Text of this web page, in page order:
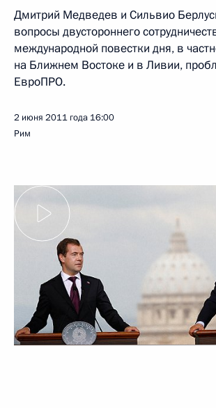
Дмитрий Медведев и Сильвио
вопросы двустороннего
международной повестки дня, в
на Ближнем Востоке и в Ливии,
ЕвроПРО.
2 июня 2011 года 16:00
Рим